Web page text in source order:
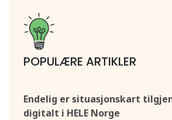
POPULÆRE ARTIKLER
Endelig er situasjonskart
digitalt i HELE Norge